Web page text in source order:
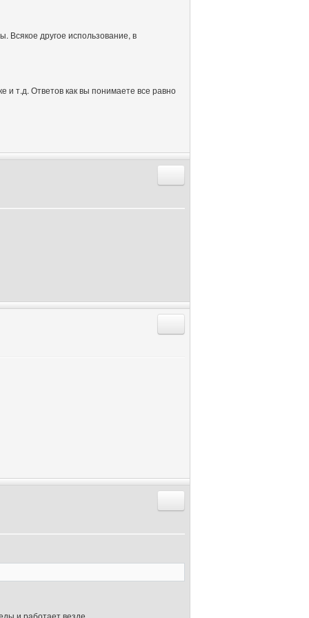
Всякое другое использование, в
т.д. Ответов как вы понимаете все равно
и работает везде.